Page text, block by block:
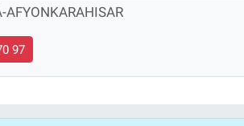
AFYONKARAHISAR
97